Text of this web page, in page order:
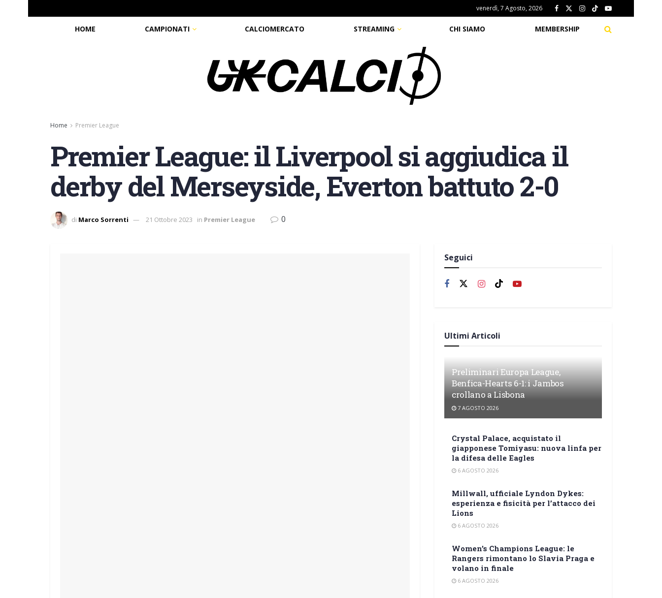
venerdì, 7 Agosto, 2026
HOME CAMPIONATI CALCIOMERCATO STREAMING CHI SIAMO MEMBERSHIP
Home Premier League
Premier League: il Liverpool si aggiudica il
derby del Merseyside, Everton battuto 2-0
di Marco Sorrenti 21 Ottobre 2023 in Premier League 0
Seguici
Ultimi Articoli
Preliminari Europa League,
Benfica-Hearts 6-1: i Jambos
crollano a Lisbona
7 AGOSTO 2026
Crystal Palace, acquistato il
giapponese Tomiyasu: nuova linfa per
la difesa delle Eagles
6 AGOSTO 2026
Millwall, ufficiale Lyndon Dykes:
esperienza e fisicità per l’attacco dei
Lions
6 AGOSTO 2026
Women’s Champions League: le
Rangers rimontano lo Slavia Praga e
volano in finale
6 AGOSTO 2026